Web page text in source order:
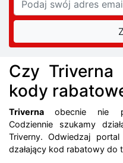
Czy
kody
Trivernaobecnie nie
Codziennie szukamy
Triverny. Odwiedzaj
dzałający kod rabatowy do